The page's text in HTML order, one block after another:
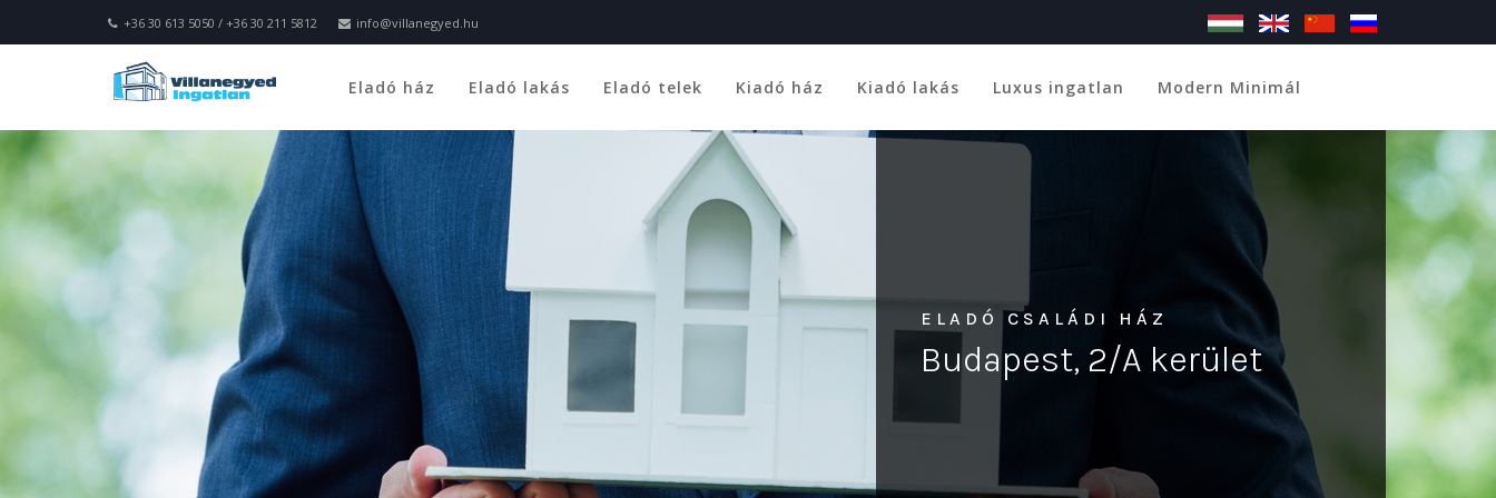
+36 30 613 5050 / +36 30 211 5812 info@villanegyed.hu
Eladó ház Eladó lakás Eladó telek Kiadó ház Kiadó lakás Luxus ingatlan Modern Minimál
ELADÓ CSALÁDI HÁZ
Budapest, 2/A kerület